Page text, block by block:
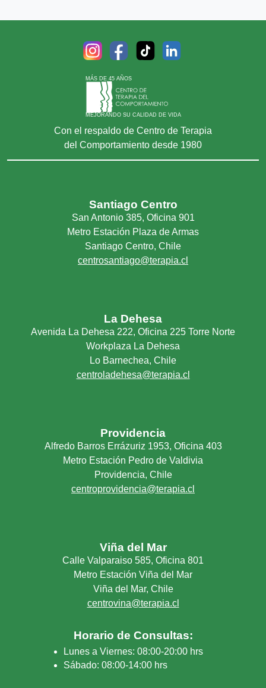
MÁS DE 45 AÑOS
MEJORANDO SU CALIDAD DE VIDA
Con el respaldo de Centro de Terapia
del Comportamiento desde 1980
Santiago Centro
San Antonio 385, Oficina 901
Metro Estación Plaza de Armas
Santiago Centro, Chile
centrosantiago@terapia.cl
La Dehesa
Avenida La Dehesa 222, Oficina 225 Torre Norte
Workplaza La Dehesa
Lo Barnechea, Chile
centroladehesa@terapia.cl
Providencia
Alfredo Barros Errázuriz 1953, Oficina 403
Metro Estación Pedro de Valdivia
Providencia, Chile
centroprovidencia@terapia.cl
Viña del Mar
Calle Valparaiso 585, Oficina 801
Metro Estación Viña del Mar
Viña del Mar, Chile
centrovina@terapia.cl
Horario de Consultas:
Lunes a Viernes: 08:00-20:00 hrs
Sábado: 08:00-14:00 hrs